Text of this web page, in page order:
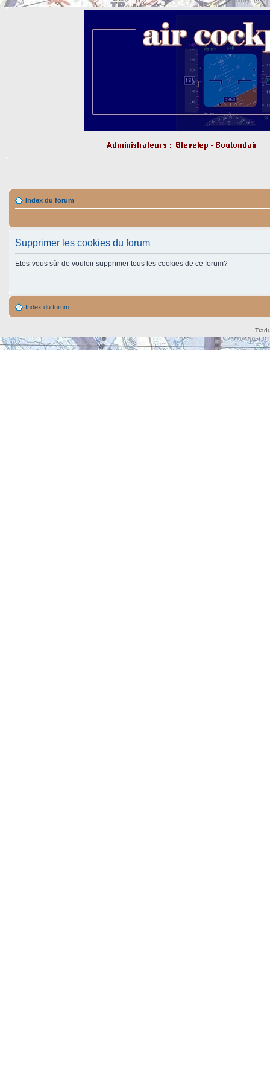
Index du forum
Supprimer les cookies du forum
Etes-vous sûr de vouloir supprimer tous les cookies de ce forum?
Index du forum